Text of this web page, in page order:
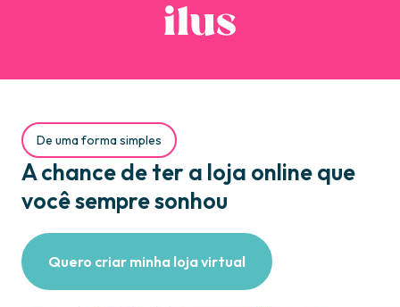
De uma forma simples
A chance de ter a loja online que
você sempre sonhou
Quero criar minha loja virtual